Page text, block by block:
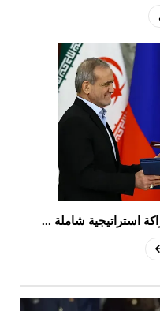
استراتيجية شاملة ...